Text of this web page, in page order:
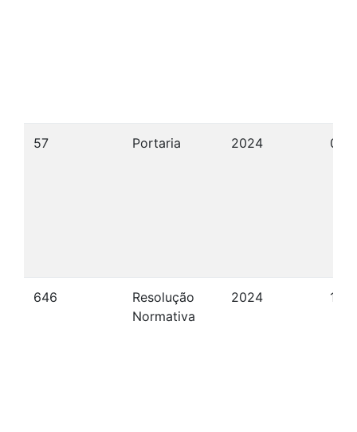
57 Portaria 2024 09/
646
Resolução
Normativa
2024 12/